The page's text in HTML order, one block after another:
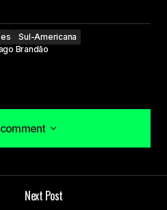
Sul-Americana
Brandão
Next Post